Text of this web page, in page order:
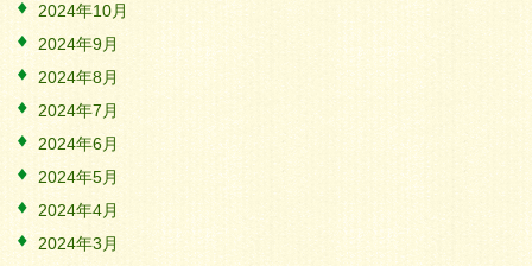
2024年10月
2024年9月
2024年8月
2024年7月
2024年6月
2024年5月
2024年4月
2024年3月